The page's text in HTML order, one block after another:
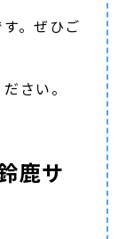
。ぜひご
さい。
鹿サ